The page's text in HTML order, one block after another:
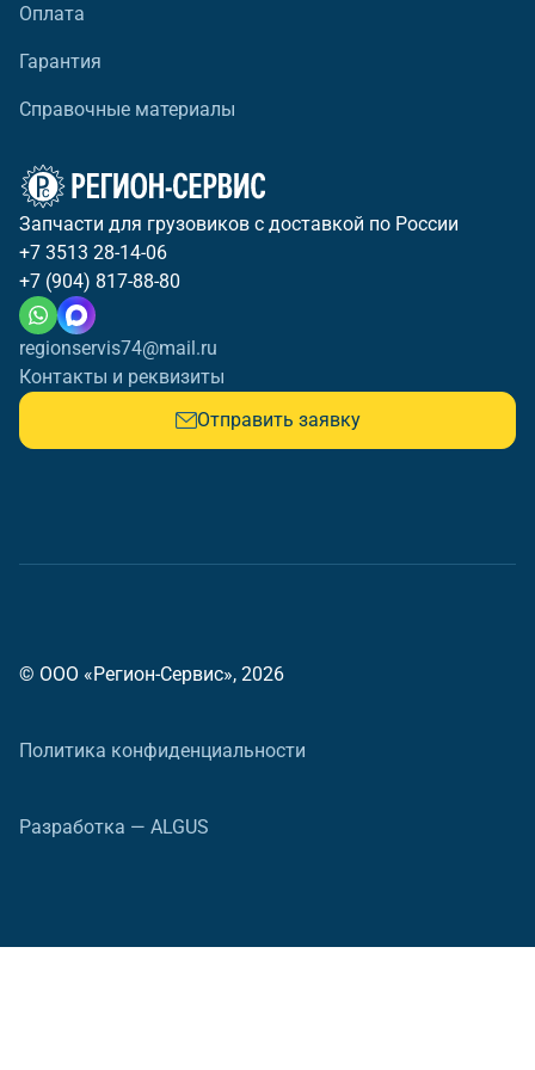
Оплата
Гарантия
Справочные материалы
Запчасти для грузовиков с доставкой по России
+7 3513 28-14-06
+7 (904) 817-88-80
regionservis74@mail.ru
Контакты и реквизиты
Отправить заявку
© ООО «Регион-Сервис», 2026
Политика конфиденциальности
Разработка — ALGUS